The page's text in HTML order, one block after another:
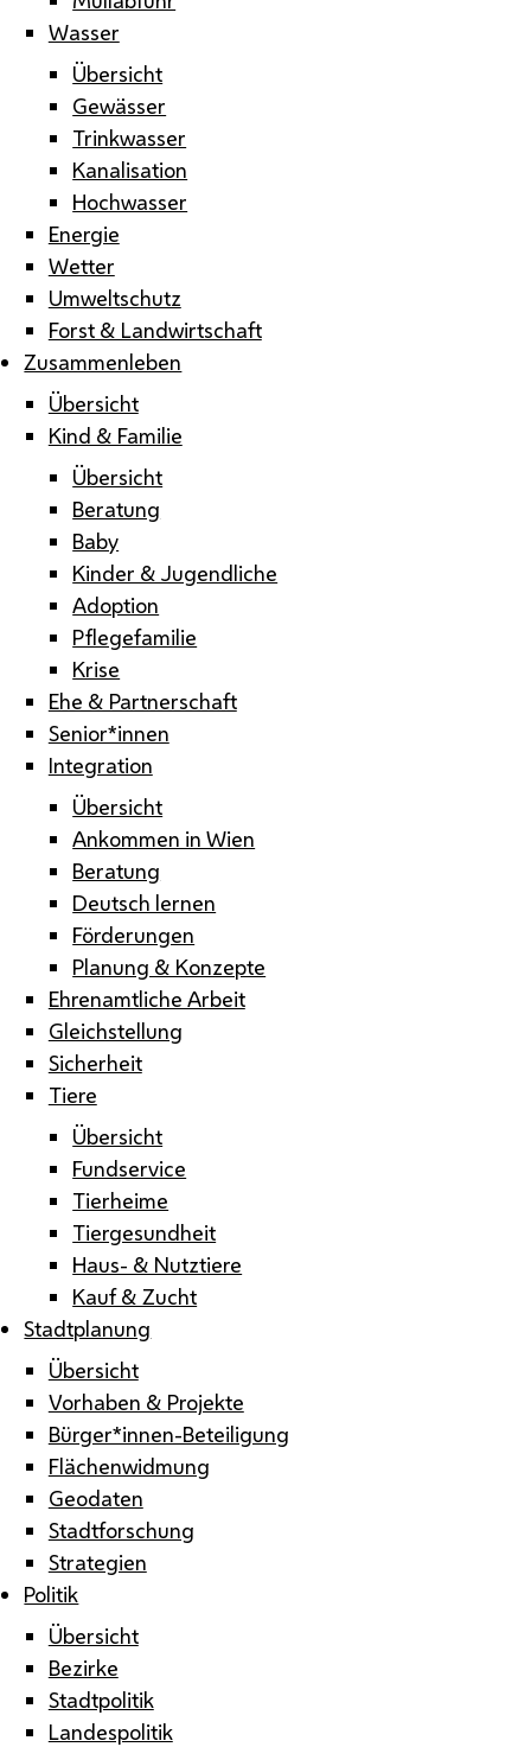
Wasser
Übersicht
Gewässer
Trinkwasser
Kanalisation
Hochwasser
Energie
Wetter
Umweltschutz
Forst & Landwirtschaft
Zusammenleben
Übersicht
Kind & Familie
Übersicht
Beratung
Baby
Kinder & Jugendliche
Adoption
Pflegefamilie
Krise
Ehe & Partnerschaft
Senior*innen
Integration
Übersicht
Ankommen in Wien
Beratung
Deutsch lernen
Förderungen
Planung & Konzepte
Ehrenamtliche Arbeit
Gleichstellung
Sicherheit
Tiere
Übersicht
Fundservice
Tierheime
Tiergesundheit
Haus- & Nutztiere
Kauf & Zucht
Stadtplanung
Übersicht
Vorhaben & Projekte
Bürger*innen-Beteiligung
Flächenwidmung
Geodaten
Stadtforschung
Strategien
Politik
Übersicht
Bezirke
Stadtpolitik
Landespolitik